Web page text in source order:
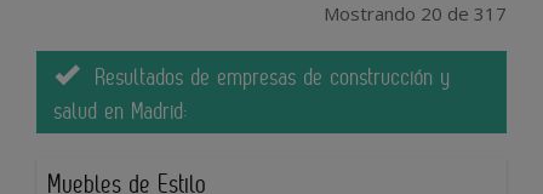
Mostrando 20 de 317
Resultados de empresas de construcción y
salud en Madrid:
Muebles de Estilo